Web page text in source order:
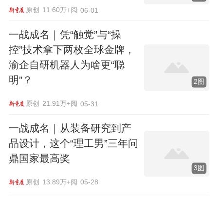
原创 11.60万+阅 06-01
一战成名｜凭“触觉”与“操
控”技术拿下两枚全球金牌，
渝企自研机器人为啥更“聪
明”？
原创 21.91万+阅 05-31
2图
一战成名｜从装备研究到产
品设计，这个“理工男”三年问
鼎国家最高奖
原创 13.89万+阅 05-28
3图